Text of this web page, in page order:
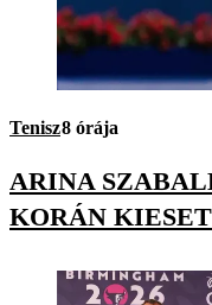
Tenisz8 órája
ARINA
KORÁN